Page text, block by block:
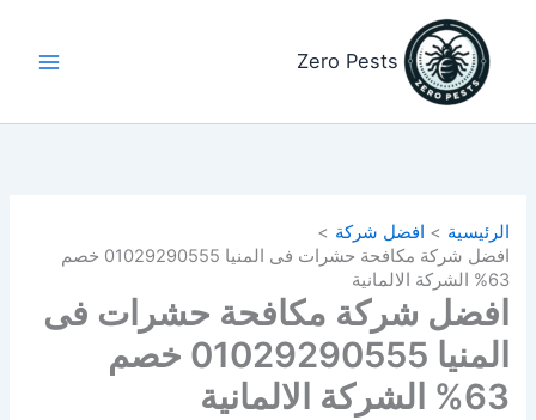
المحتوى
Zero Pests
الرئيسية
افضل شركة
افضل شركة مكافحة حشرات فى المنيا 01029290555 خصم
63% الشركة الالمانية
افضل شركة مكافحة حشرات فى
المنيا 01029290555 خصم
63% الشركة الالمانية